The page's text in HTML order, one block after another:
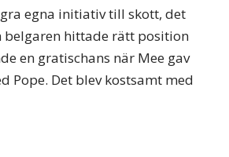
egna initiativ till skott, det
belgaren hittade rätt position
en gratischans när Mee gav
Pope. Det blev kostsamt med